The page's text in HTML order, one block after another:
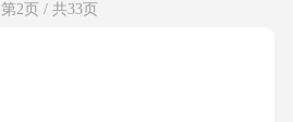
第2页 / 共33页